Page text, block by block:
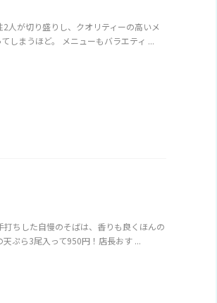
人が切り盛りし、クオリティーの高いメ
しまうほど。 メニューもバラエティ ...
ちした自慢のそばは、香りも良くほんの
ぷら3尾入って950円！店長おす ...